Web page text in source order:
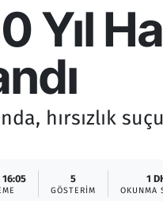
Yıl
hırsızlık
5
GÖSTERIM
1
OKUNMA